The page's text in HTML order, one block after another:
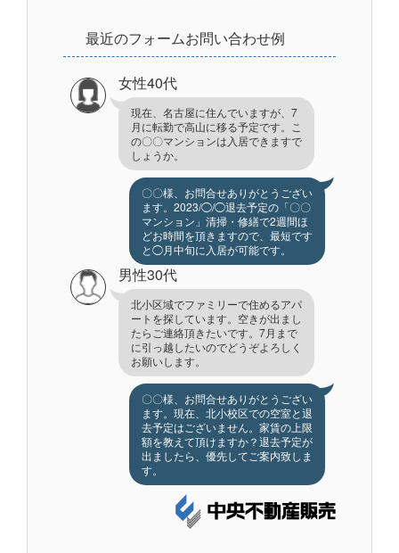
最近のフォームお問い合わせ例
女性40代
現在、名古屋に住んでいますが、7
月に転勤で高山に移る予定です。こ
の〇〇マンションは入居できますで
しょうか。
〇〇様、お問合せありがとうござい
ます。2023/◯/◯退去予定の「〇〇
マンション」清掃・修繕で2週間ほ
どお時間を頂きますので、最短です
と◯月中旬に入居が可能です。
男性30代
北小区域でファミリーで住めるアパ
ートを探しています。空きが出まし
たらご連絡頂きたいです。7月まで
に引っ越したいのでどうぞよろしく
お願いします。
〇〇様、お問合せありがとうござい
ます。現在、北小校区での空室と退
去予定はございません。家賃の上限
額を教えて頂けますか？退去予定が
出ましたら、優先してご案内致しま
す。